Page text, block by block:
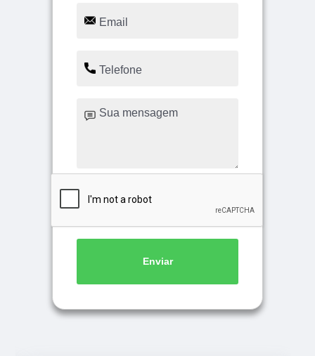
Enviar